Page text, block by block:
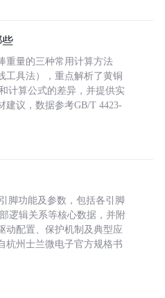
些
重量的三种常用计算方法
工具法），重点解析了黄铜
计算公式的差异，并提供实
建议，数据参考GB/T 4423-
脚功能及参数，包括各引脚
逻辑关系等核心数据，并附
动配置、保护机制及典型应
杭州士兰微电子官方规格书